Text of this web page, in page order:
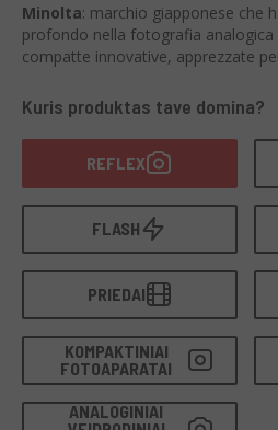
Minolta: marchio giapponese che
profondo nella fotografia analogica
compatte innovative, apprezzate
o laSRThanno formato
catalogo RCE Foto trovi
usati, accuratamente
tecnici e garantiti
dal fascino autentico.
Kuris produktas tave domina?
REFLEX
FLASH
PRIEDAI
KOMPAKTINIAI
FOTOAPARATAI
ANALOGINIAI